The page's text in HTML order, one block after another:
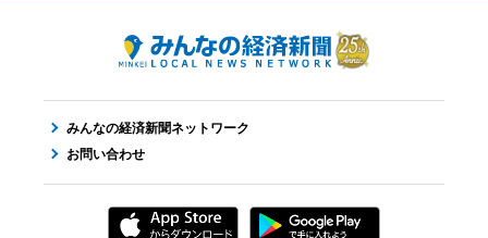
みんなの経済新聞ネットワーク
お問い合わせ